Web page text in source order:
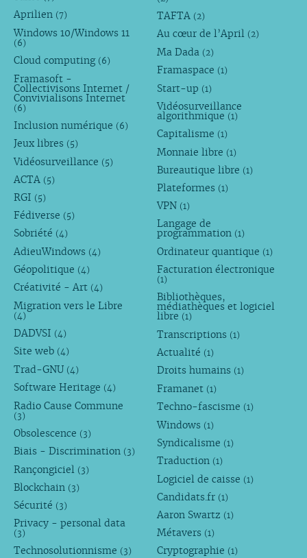
Aprilien (7)
Windows 10/Windows 11
(6)
Cloud computing (6)
Framasoft -
Collectivisons Internet /
Convivialisons Internet
(6)
Inclusion numérique (6)
Jeux libres (5)
Vidéosurveillance (5)
ACTA (5)
RGI (5)
Fédiverse (5)
Sobriété (4)
AdieuWindows (4)
Géopolitique (4)
Créativité - Art (4)
Migration vers le Libre
(4)
DADVSI (4)
Site web (4)
Trad-GNU (4)
Software Heritage (4)
Radio Cause Commune
(3)
Obsolescence (3)
Biais - Discrimination (3)
Rançongiciel (3)
Blockchain (3)
Sécurité (3)
Privacy - personal data
(3)
Technosolutionnisme (3)
TAFTA (2)
Au cœur de l’April (2)
Ma Dada (2)
Framaspace (1)
Start-up (1)
Vidéosurveillance
algorithmique (1)
Capitalisme (1)
Monnaie libre (1)
Bureautique libre (1)
Plateformes (1)
VPN (1)
Langage de
programmation (1)
Ordinateur quantique (1)
Facturation électronique
(1)
Bibliothèques,
médiathèques et logiciel
libre (1)
Transcriptions (1)
Actualité (1)
Droits humains (1)
Framanet (1)
Techno-fascisme (1)
Windows (1)
Syndicalisme (1)
Traduction (1)
Logiciel de caisse (1)
Candidats.fr (1)
Aaron Swartz (1)
Métavers (1)
Cryptographie (1)